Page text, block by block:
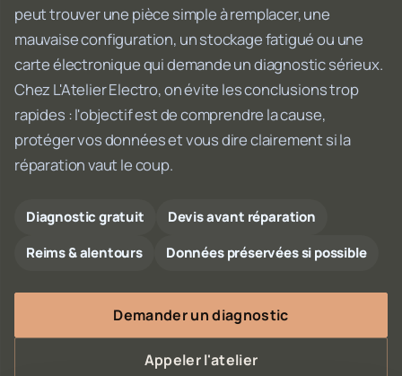
peut trouver une pièce simple à remplacer, une
mauvaise configuration, un stockage fatigué ou une
carte électronique qui demande un diagnostic sérieux.
Chez L'Atelier Electro, on évite les conclusions trop
rapides : l'objectif est de comprendre la cause,
protéger vos données et vous dire clairement si la
réparation vaut le coup.
Diagnostic gratuit
Devis avant réparation
Reims & alentours
Données préservées si possible
Demander un diagnostic
Appeler l'atelier